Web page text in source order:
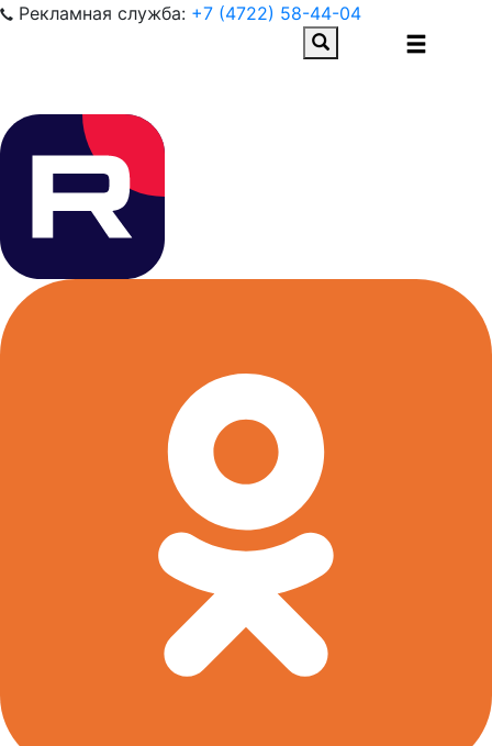
Рекламная служба: +7 (4722) 58-44-04